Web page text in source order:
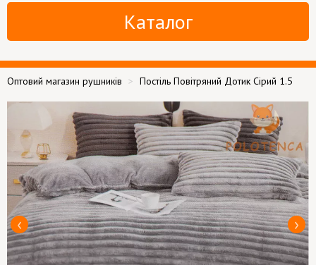
Каталог
Оптовий магазин рушників Постіль Повітряний Дотик Сірий 1.5